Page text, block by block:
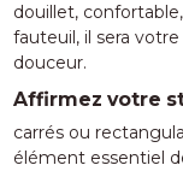
douillet,
fauteuil, il sera
douceur.
Affirmez votre
carrés ou
é lément essentiel